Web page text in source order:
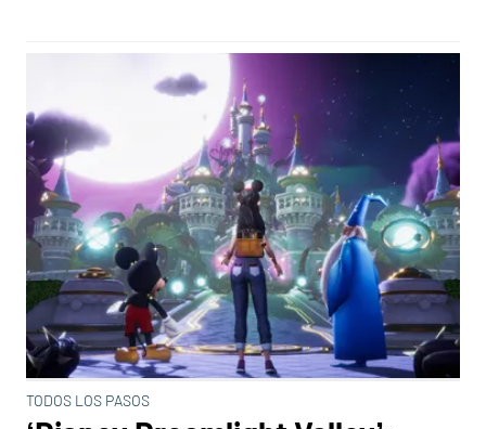
TODOS LOS PASOS